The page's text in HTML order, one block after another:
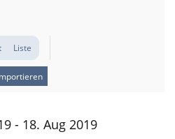
Liste
- 18. Aug 2019